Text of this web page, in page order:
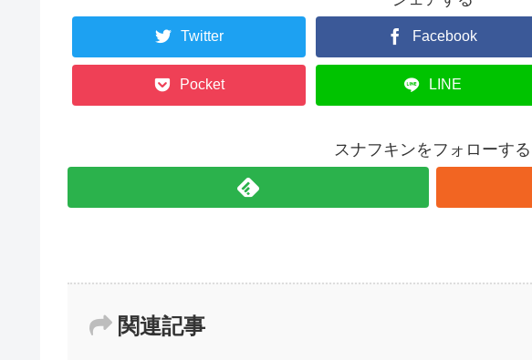
Twitter Facebook
Pocket LINE
スナフキンをフォローする
関連記事